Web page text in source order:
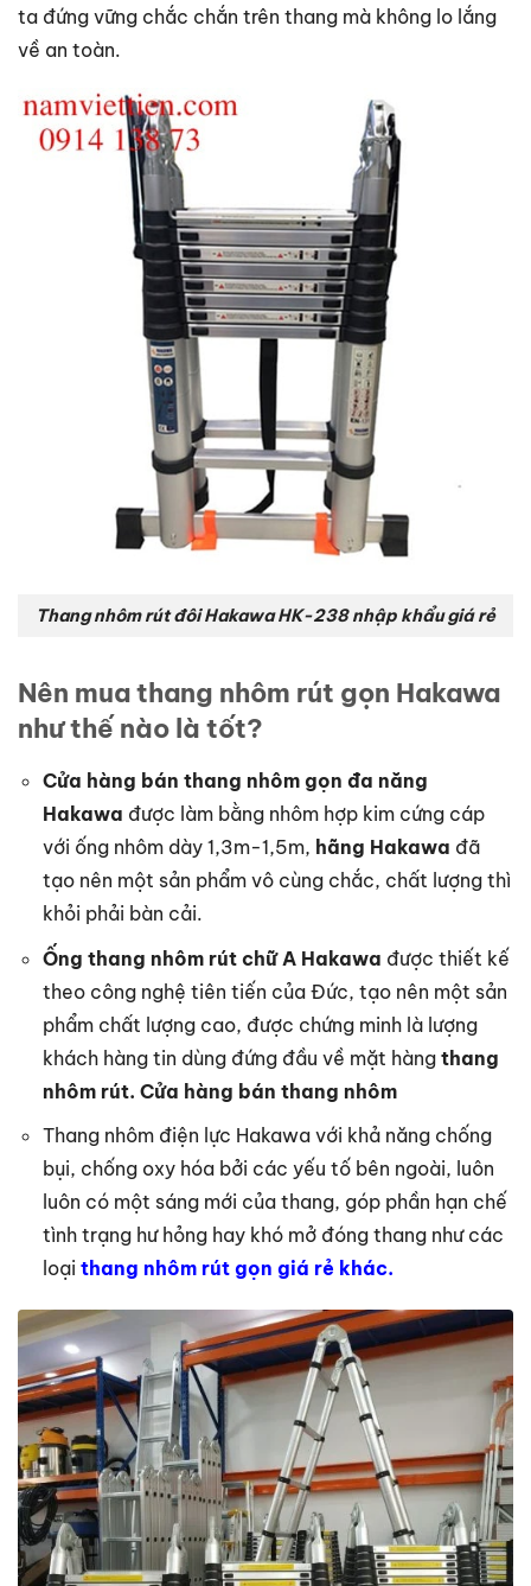
ta đứng vững chắc chắn trên thang mà không lo lắng
về an toàn.
Thang nhôm rút đôi Hakawa HK-238 nhập khẩu giá rẻ
Nên mua thang nhôm rút gọn Hakawa
như thế nào là tốt?
Cửa hàng bán thang nhôm gọn đa năng
Hakawa được làm bằng nhôm hợp kim cứng cáp
với ống nhôm dày 1,3m-1,5m, hãng Hakawa đã
tạo nên một sản phẩm vô cùng chắc, chất lượng thì
khỏi phải bàn cải.
Ống thang nhôm rút chữ A Hakawa được thiết kế
theo công nghệ tiên tiến của Đức, tạo nên một sản
phẩm chất lượng cao, được chứng minh là lượng
khách hàng tin dùng đứng đầu về mặt hàngthang
nhôm rút. Cửa hàng bán thang nhôm
Thang nhôm điện lực Hakawa với khả năng chống
bụi, chống oxy hóa bởi các yếu tố bên ngoài, luôn
luôn có một sáng mới của thang, góp phần hạn chế
tình trạng hư hỏng hay khó mở đóng thang như các
loại thang nhôm rút gọn giá rẻ khác.